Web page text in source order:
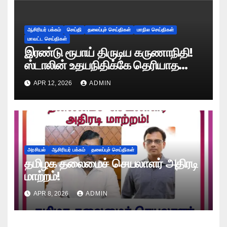
ஆசிரியர் பக்கம் செய்தி தலைப்புச் செய்திகள்
மாநில செய்திகள்
மாவட்ட செய்திகள்
இரண்டு ரூபாய் திருடிய கருணாநிதி!
ஸ்டாலின் உதயநிதிக்கே தெரியாத
ரகசியத்தை சொன்ன காளியம்மாள்!
APR 12, 2026 ADMIN
அரசியல் ஆசிரியர் பக்கம் தலைப்புச் செய்திகள்
தமிழக தலைமைச் செயலாளர் அதிரடி
மாற்றம்!
APR 8, 2026 ADMIN